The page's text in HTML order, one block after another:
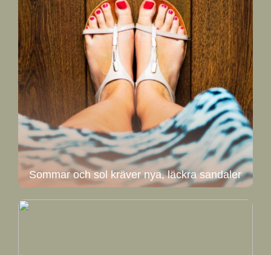
Sommar och sol kräver nya, läckra sandaler